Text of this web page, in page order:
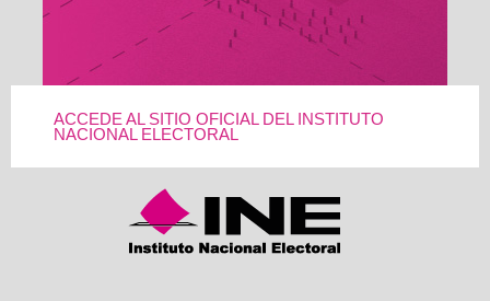
ACCEDE AL SITIO OFICIAL DEL INSTITUTO
NACIONAL ELECTORAL